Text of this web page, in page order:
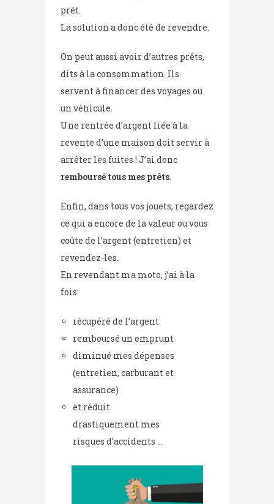
prêt.
La solution a donc été de revendre.
On peut aussi avoir d’autres prêts,
dits à la consommation. Ils
servent à financer des voyages ou
un véhicule.
Une rentrée d’argent liée à la
revente d’une maison doit servir à
arrêter les fuites ! J’ai donc
remboursé tous mes prêts.
Enfin, dans tous vos jouets, regardez
ce qui a encore de la valeur ou vous
coûte de l’argent (entretien) et
revendez-les.
En revendant ma moto, j’ai à la
fois:
récupéré de l’argent
remboursé un emprunt
diminué mes dépenses
(entretien, carburant et
assurance)
et réduit
drastiquement mes
risques d’accidents …